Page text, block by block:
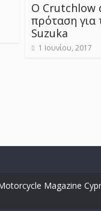
Ο Crutchlow
πρόταση για
Suzuka
1 Ιουνίου, 2017